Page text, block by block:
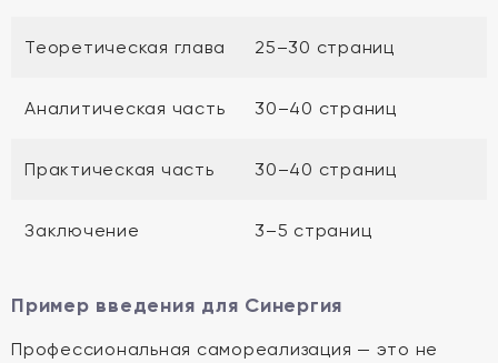
Теоретическая глава 25–30 страниц
Аналитическая часть 30–40 страниц
Практическая часть 30–40 страниц
Заключение 3–5 страниц
Пример введения для Синергия
Профессиональная самореализация — это не